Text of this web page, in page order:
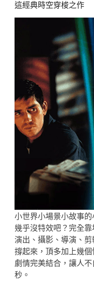
這經典時空穿梭之作
小世界小場景小故事的
幾乎沒特效吧？完全
演出、攝影、導演、
撐起來，頂多加上幾個
劇情完美結合，讓人
秒。